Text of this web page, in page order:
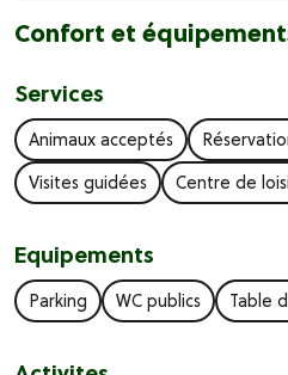
Confort et
Services
Animaux acceptés
Visites guidées
Centre de
Equipements
Parking WC publics Table